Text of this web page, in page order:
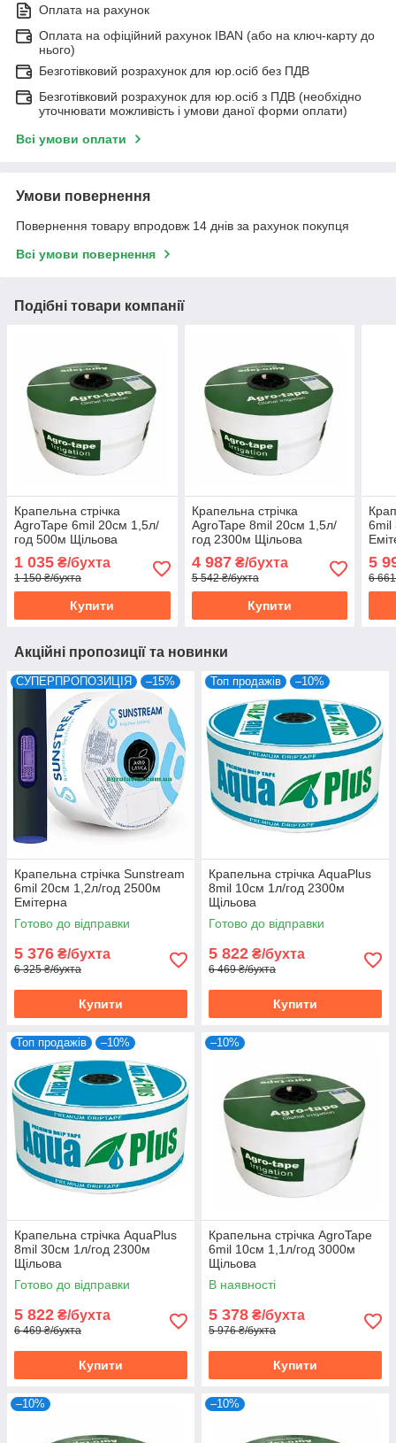
Оплата на рахунок
Оплата на офіційний рахунок IBAN (або на ключ-карту до
нього)
Безготівковий розрахунок для юр.осіб без ПДВ
Безготівковий розрахунок для юр.осіб з ПДВ (необхідно
уточнювати можливість і умови даної форми оплати)
Всі умови оплати
Умови повернення
Повернення товару впродовж 14 днів за рахунок покупця
Всі умови повернення
Подібні товари компанії
Крапельна стрічка
AgroTape 6mil 20см 1,5л/
год 500м Щільова
1 035 ₴/бухта
1 150 ₴/бухта
Купити
Крапельна стрічка
AgroTape 8mil 20см 1,5л/
год 2300м Щільова
4 987₴/бухта
5 542 ₴/бухта
Купити
6mil
5
6
Акційні пропозиції та новинки
СУПЕРПРОПОЗИЦІЯ –15%
Крапельна стрічка Sunstream
6mil 20см 1,2л/год 2500м
Емітерна
Готово до відправки
5 376 ₴/бухта
6 325 ₴/бухта
Купити
Топ продажів –10%
Крапельна стрічка AquaPlus
8mil 10см 1л/год 2300м
Щільова
Готово до відправки
5 822 ₴/бухта
6 469 ₴/бухта
Купити
Топ продажів –10%
Крапельна стрічка AquaPlus
8mil 30см 1л/год 2300м
Щільова
Готово до відправки
5 822 ₴/бухта
6 469 ₴/бухта
Купити
–10%
Крапельна стрічка AgroTape
6mil 10см 1,1л/год 3000м
Щільова
В наявності
5 378 ₴/бухта
5 976 ₴/бухта
Купити
–10% –10%